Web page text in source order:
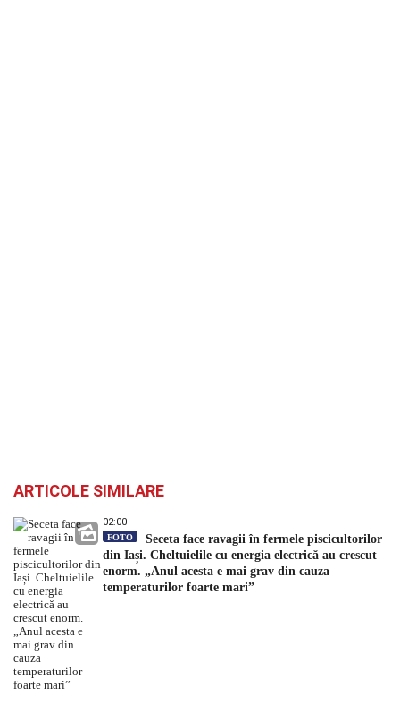
ARTICOLE SIMILARE
02:00
FOTO
Seceta face ravagii în fermele piscicultorilor
din Iași. Cheltuielile cu energia electrică au crescut
enorm. „Anul acesta e mai grav din cauza
temperaturilor foarte mari”